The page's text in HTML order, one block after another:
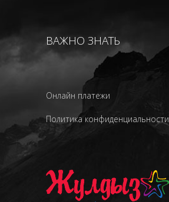
ВАЖНО ЗНАТЬ
Онлайн платежи
Политика конфиденциальности